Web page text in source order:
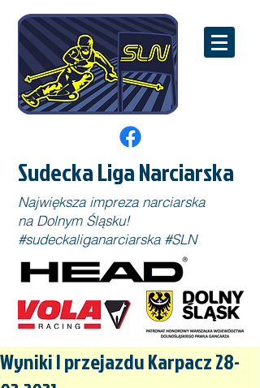
Sudecka Liga Narciarska
Największa impreza narciarska
na Dolnym Śląsku!
#sudeckaliganarciarska #SLN
Wyniki I przejazdu Karpacz 28-